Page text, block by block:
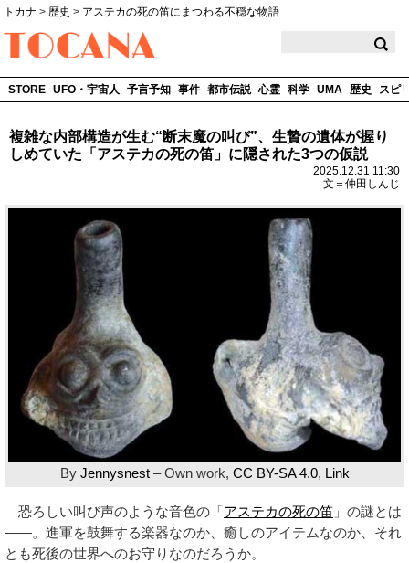
トカナ > 歴史 > アステカの死の笛にまつわる不穏な物語
STORE UFO・宇宙人 予言予知 事件 都市伝説 心霊 科学 UMA 歴史 スピ
複雑な内部構造が生む“断末魔の叫び”、生贄の遺体が握り
しめていた「アステカの死の笛」に隠された3つの仮説
2025.12.31 11:30
文＝仲田しんじ
By Jennysnest–Own work, CC BY-SA 4.0, Link
恐ろしい叫び声のような音色の「アステカの死の笛 」の謎とは
――。進軍を鼓舞する楽器なのか、癒しのアイテムなのか、それ
とも死後の世界へのお守りなのだろうか。